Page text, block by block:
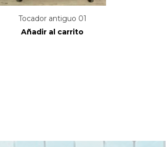
Tocador antiguo 01
Añadir al carrito